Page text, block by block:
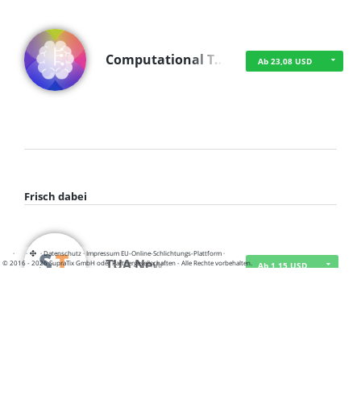
Computational T… Ab 23,08 USD
Frisch dabei
TUA News Ab 1,15 USD
· · ·Datenschutz·Impressum EU-Online-Schlichtungs-Plattform·
© 2016 - 2026 SupraTix GmbH oder Partnergesellschaften - Alle Rechte vorbehalten.